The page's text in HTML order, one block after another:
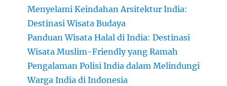
Menyelami Keindahan Arsitektur India:
Destinasi Wisata Budaya
Panduan Wisata Halal di India: Destinasi
Wisata Muslim-Friendly yang Ramah
Pengalaman Polisi India dalam Melindungi
Warga India di Indonesia